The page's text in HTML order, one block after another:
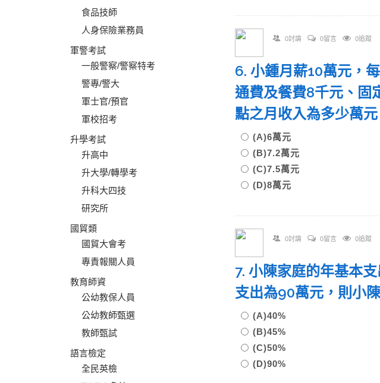
食品技師
人身保險業務員
軍警考試
一般警察/警察特考
警專/警大
軍士官/預官
軍校招考
升學考試
升高中
升大學/轉學考
升科大四技
研究所
國貿類
國貿大會考
專責報關人員
教育師資
公幼教保人員
公幼教師甄選
教師甄試
語言檢定
全民英檢
0討論 0留言 0追蹤
6. 小鍾月薪10萬元，
通費及餐費8千元、固
點之月收入為多少萬
(A)6萬元
(B)7.2萬元
(C)7.5萬元
(D)8萬元
0討論 0留言 0追蹤
7. 小陳家庭的年基本
支出為90萬元，則小
(A)40%
(B)45%
(C)50%
(D)90%